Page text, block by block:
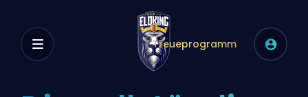
Treueprogramm